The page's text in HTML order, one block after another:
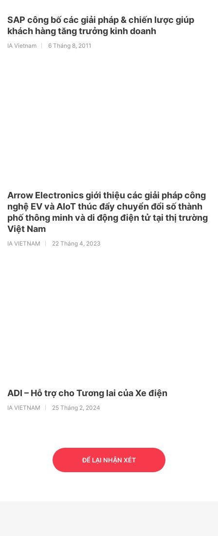
SAP công bố các giải pháp & chiến lược giúp
khách hàng tăng trưởng kinh doanh
IA Vietnam 6 Tháng 8, 2011
Arrow Electronics giới thiệu các giải pháp công
nghệ EV và AIoT thúc đẩy chuyển đổi số thành
phố thông minh và di động điện tử tại thị trường
Việt Nam
IA VIETNAM 22 Tháng 4, 2023
ADI – Hỗ trợ cho Tương lai của Xe điện
IA VIETNAM 25 Tháng 2, 2024
ĐỂ LẠI NHẬN XÉT